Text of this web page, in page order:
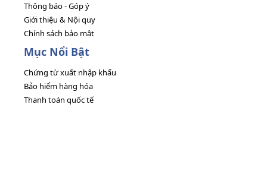
Thông báo - Góp ý
Giới thiệu & Nội quy
Chính sách bảo mật
Mục Nổi Bật
Chứng từ xuất nhập khẩu
Bảo hiểm hàng hóa
Thanh toán quốc tế